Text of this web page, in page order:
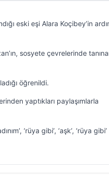
eski eşi Alara Koçibey’in
sosyete çevrelerinde
öğrenildi.
yaptıkları paylaşımlarla
‘rüya gibi’, ‘aşk’, ‘rüya gibi’